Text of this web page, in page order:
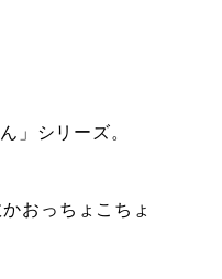
」シリーズ。
おっちょこちょ